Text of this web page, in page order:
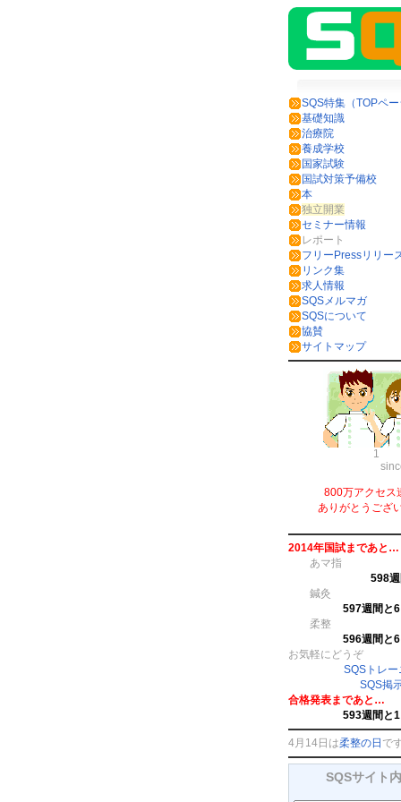
SQS特集（TOPペー
基礎知識
治療院
養成学校
国家試験
国試対策予備校
本
独立開業
セミナー情報
レポート
フリーPressリリー
リンク集
求人情報
SQSメルマガ
SQSについて
協賛
サイトマップ
1
800万アクセス
ありがとうござ
2014年国試まであと…
あマ指
598
鍼灸
597週間と
柔整
596週間と
お気軽にどうぞ
SQSトレー
SQS掲
合格発表まであと…
593週間と
4月14日は柔整の日 で
SQSサイト